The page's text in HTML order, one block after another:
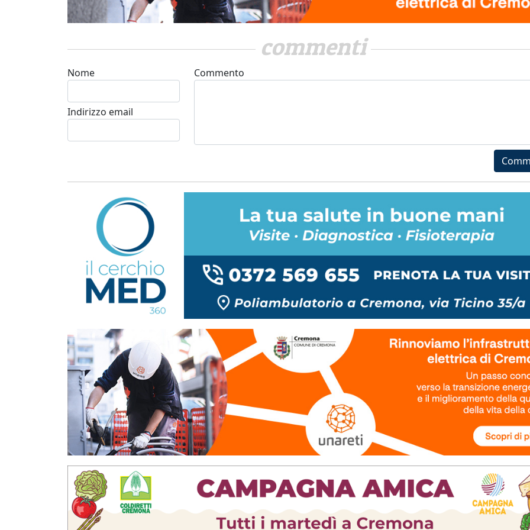
commenti
Nome
Indirizzo email
Commento